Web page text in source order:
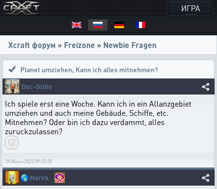
ИГРА
Xcraft форум » Freizone » Newbie Fragen
Planet umziehen, Kann ich alles mitnehmen?
Doc-Oldie
Ich spiele erst eine Woche. Kann ich in ein Allanzgebiet
umziehen und auch meine Gebäude, Schiffe, etc.
Mitnehmen? Oder bin ich dazu verdammt, alles
zuruckzulassen?
29 Июня 2025 09:02:05
🌎Marek